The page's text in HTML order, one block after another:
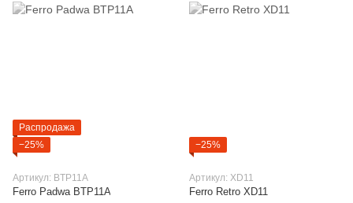
Распродажа
−25%
Артикул: BTP11A
Ferro Padwa BTP11A
−25%
Артикул: XD11
Ferro Retro XD11